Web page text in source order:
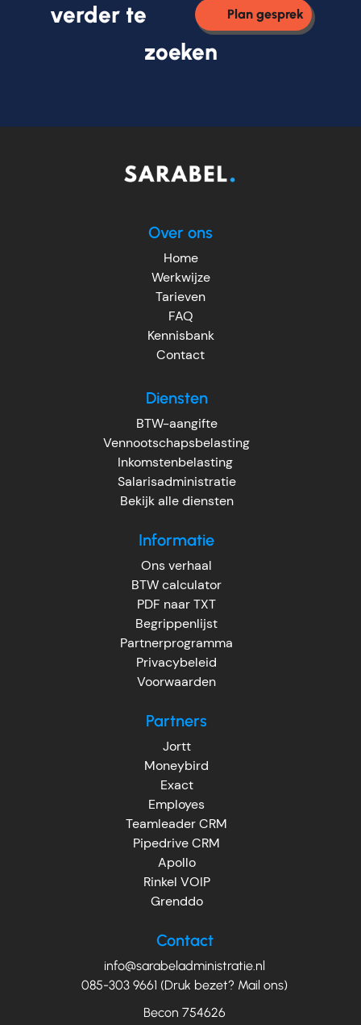
verder te
Plan gesprek
zoeken
Over ons
Home
Werkwijze
Tarieven
FAQ
Kennisbank
Contact
Diensten
BTW-aangifte
Vennootschapsbelasting
Inkomstenbelasting
Salarisadministratie
Bekijk alle diensten
Informatie
Ons verhaal
BTW calculator
PDF naar TXT
Begrippenlijst
Partnerprogramma
Privacybeleid
Voorwaarden
Partners
Jortt
Moneybird
Exact
Employes
Teamleader CRM
Pipedrive CRM
Apollo
Rinkel VOIP
Grenddo
Contact
info@sarabeladministratie.nl
085-303 9661 (Druk bezet? Mail ons)
Becon 754626